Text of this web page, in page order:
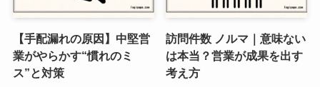
【手配漏れの原因】中堅営
業がやらかす“慣れのミ
ス”と対策
訪問件数 ノルマ｜意味ない
は本当？営業が成果を出す
考え方